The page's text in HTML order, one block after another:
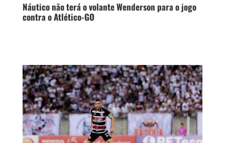
Náutico não terá o volante Wenderson para o jogo
contra o Atlético-GO